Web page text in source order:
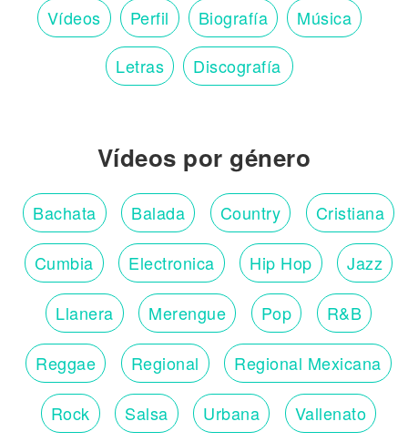
Vídeos Perfil Biografía Música
Letras Discografía
Vídeos por género
Bachata Balada Country Cristiana
Cumbia Electronica Hip Hop Jazz
Llanera Merengue Pop R&B
Reggae Regional Regional Mexicana
Rock Salsa Urbana Vallenato